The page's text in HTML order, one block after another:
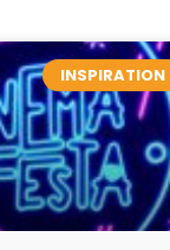
INSPIRATION